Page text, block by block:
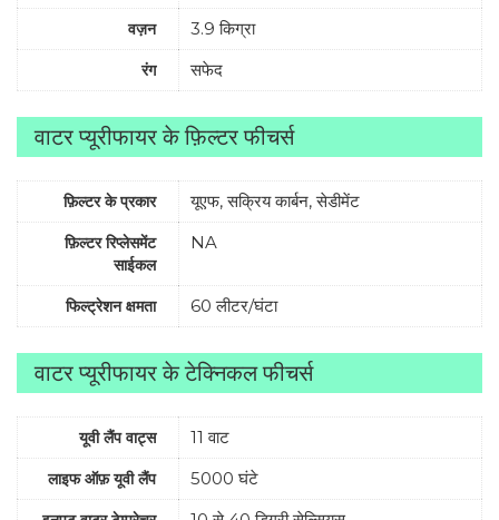
वज़न 3.9 किग्रा
रंग सफेद
वाटर प्यूरीफायर के फ़िल्टर फीचर्स
फ़िल्टर के प्रकार यूएफ, सक्रिय कार्बन, सेडीमेंट
फ़िल्टर रिप्लेसमेंट
साईकल
NA
फिल्ट्रेशन क्षमता 60 लीटर/घंटा
वाटर प्यूरीफायर के टेक्निकल फीचर्स
यूवी लैंप वाट्स 11 वाट
लाइफ ऑफ़ यूवी लैंप 5000 घंटे